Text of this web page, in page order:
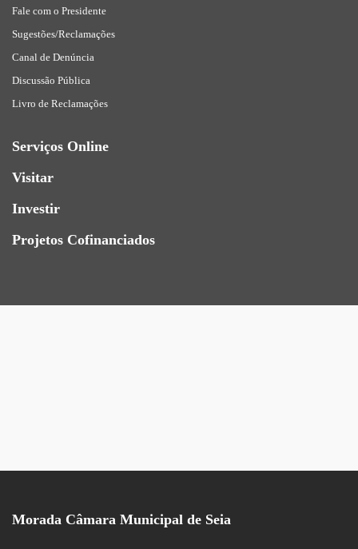
Fale com o Presidente
Sugestões/Reclamações
Canal de Denúncia
Discussão Pública
Livro de Reclamações
Serviços Online
Visitar
Investir
Projetos Cofinanciados
Morada Câmara Municipal de Seia